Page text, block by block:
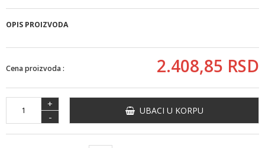
OPIS PROIZVODA
Cena proizvoda : 2.408,85 RSD
+
-
UBACI U KORPU